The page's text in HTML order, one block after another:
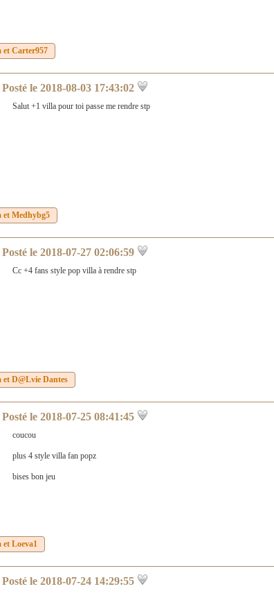
et Carter957
Posté le 2018-08-03 17:43:02
Salut +1 villa pour toi passe me rendre stp
et Medhybg5
Posté le 2018-07-27 02:06:59
Cc +4 fans style pop villa à rendre stp
et D@lvie Dantes
Posté le 2018-07-25 08:41:45
coucou
plus 4 style villa fan popz
bises bon jeu
et Loeva1
Posté le 2018-07-24 14:29:55